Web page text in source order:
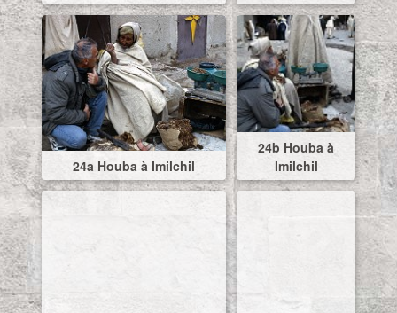
24a Houba à Imilchil
24b Houba à
Imilchil